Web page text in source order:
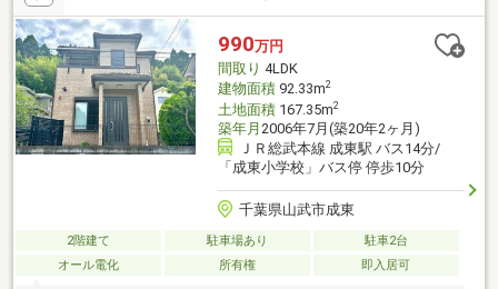
ーンを取り扱っている弊社だからこそ出来るご提案がございま
す！貸金業務取扱主任者の資格保有者も居ますので、不動産会社
選びで迷っている方はぜひ一度ご相談ください♪
990万円
間取り 4LDK
建物面積92.33m2
土地面積167.35m2
築年月 2006年7月(築20年2ヶ月)
ＪＲ総武本線 成東駅 バス14分/
「成東小学校」バス停 停歩10分
千葉県山武市成東
2階建て 駐車場あり
駐車2台
オール電化
所有権 即入居可